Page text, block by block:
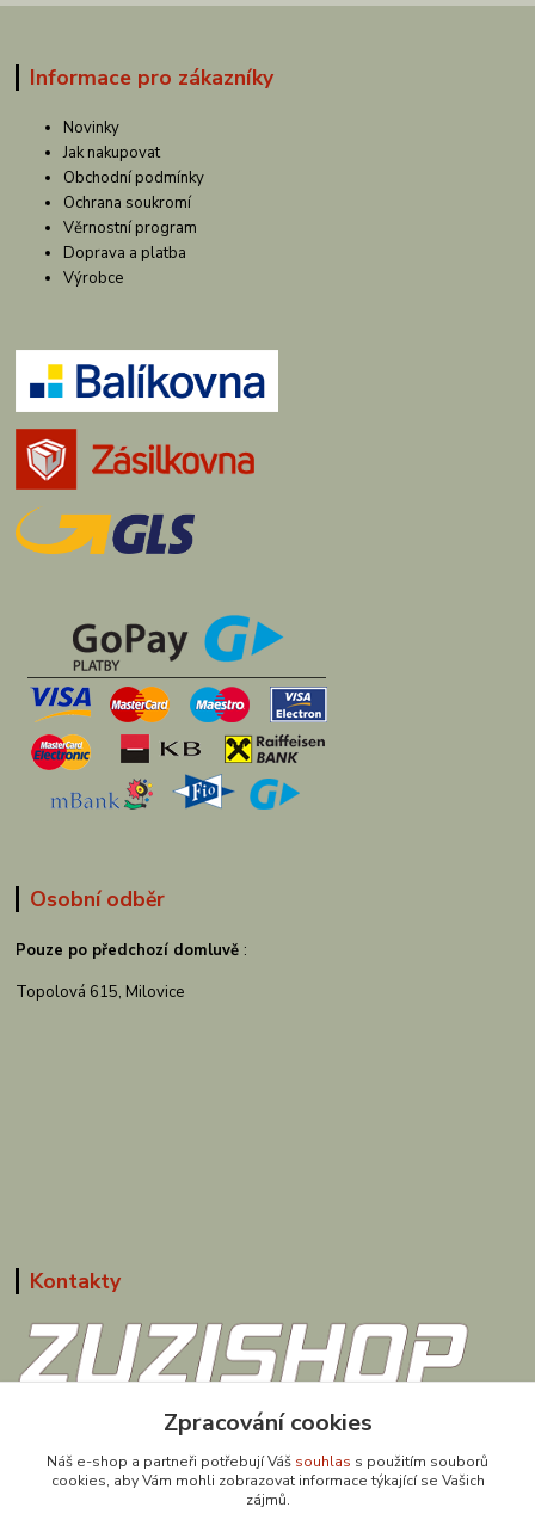
Informace pro zákazníky
Novinky
Jak nakupovat
Obchodní podmínky
Ochrana soukromí
Věrnostní program
Doprava a platba
Výrobce
Osobní odběr
Pouze po předchozí domluvě :
Topolová 615, Milovice
Kontakty
obchod@zuzishop.cz
Zpracování cookies
Náš e-shop a partneři potřebují Váš souhlas s použitím souborů
cookies, aby Vám mohli zobrazovat informace týkající se Vašich
zájmů.